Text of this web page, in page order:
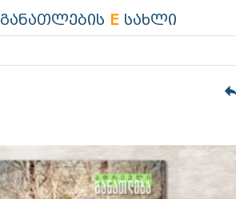
განათლების Eსახლი